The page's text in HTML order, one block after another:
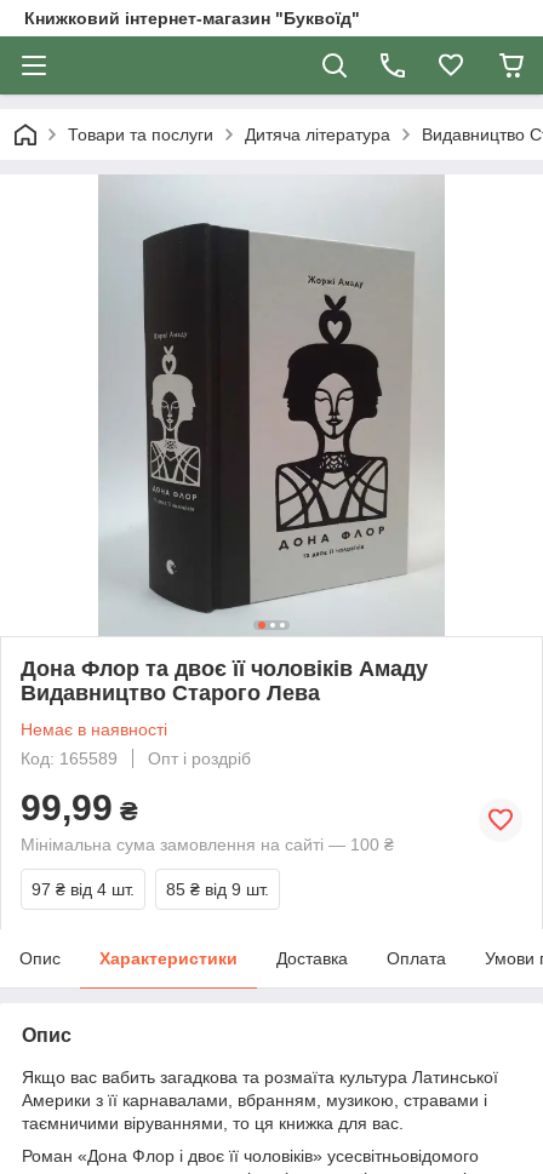
Книжковий інтернет-магазин "Буквоїд"
Товари та послуги Дитяча література Видавництво
Дона Флор та двоє її чоловіків Амаду
Видавництво Старого Лева
Немає в наявності
Код: 165589
Опт і роздріб
99,99 ₴
Мінімальна сума замовлення на сайті — 100 ₴
97 ₴ від 4 шт. 85 ₴ від 9 шт.
Опис Характеристики Доставка Оплата Умови
Опис
Якщо вас вабить загадкова та розмаїта культура Латинської
Америки з її карнавалами, вбранням, музикою, стравами і
таємничими віруваннями, то ця книжка для вас.
Роман «Дона Флор і двоє її чоловіків» усесвітньовідомого